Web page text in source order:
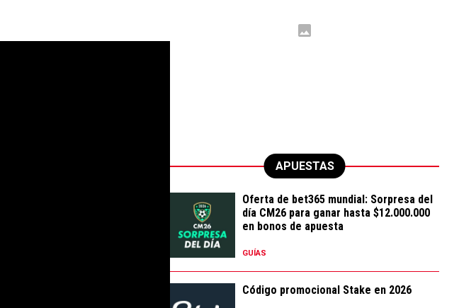
APUESTAS
Oferta de bet365 mundial: Sorpresa del
día CM26 para ganar hasta $12.000.000
en bonos de apuesta
GUÍAS
Código promocional Stake en 2026